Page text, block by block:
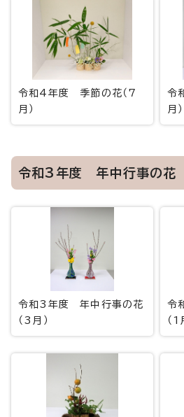
令和4年度 季節の花（7
月）
令
月）
令和3年度 年中行事の花
令和3年度 年中行事の花
（3月）
令
（1